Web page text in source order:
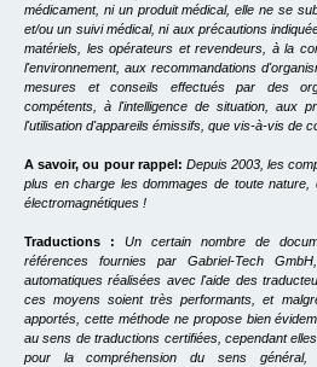
médicament, ni un produit médical, elle ne se
et/ou un suivi médical, ni aux précautions
matériels, les opérateurs et revendeurs, à la
l'environnement, aux recommandations
mesures et conseils effectués par des
compétents, à l'intelligence de situation, aux
l'utilisation d'appareils émissifs, que vis-à-vis de
A savoir, ou pour rappel: Depuis 2003, les
plus en charge les dommages de toute
électromagnétiques !
Traductions :
Un certain nombre de
références fournies par Gabriel-Tech
automatiques réalisées avec l'aide des
ces moyens soient très performants, et
apportés, cette méthode ne propose bien
au sens de traductions certifiées, cependant
pour la compréhension du sens